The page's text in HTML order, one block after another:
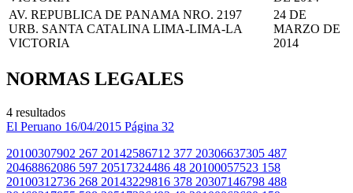
AV. REPUBLICA DE PANAMA NRO. 2197
URB. SANTA CATALINA LIMA-LIMA-LA
VICTORIA
24 DE
MARZO DE
2014
NORMAS LEGALES
4 resultados
El Peruano 16/04/2015 Página 32
20100307902 267 20142586712 377 20306637305 487
20468862086 597 20517324486 48 20100057523 158
20100312736 268 20143229816 378 20307146798 488